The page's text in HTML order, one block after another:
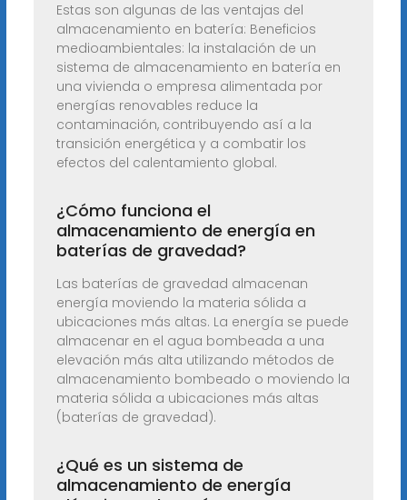
Estas son algunas de las ventajas del
almacenamiento en batería: Beneficios
medioambientales: la instalación de un
sistema de almacenamiento en batería en
una vivienda o empresa alimentada por
energías renovables reduce la
contaminación, contribuyendo así a la
transición energética y a combatir los
efectos del calentamiento global.
¿Cómo funciona el
almacenamiento de energía en
baterías de gravedad?
Las baterías de gravedad almacenan
energía moviendo la materia sólida a
ubicaciones más altas. La energía se puede
almacenar en el agua bombeada a una
elevación más alta utilizando métodos de
almacenamiento bombeado o moviendo la
materia sólida a ubicaciones más altas
(baterías de gravedad).
¿Qué es un sistema de
almacenamiento de energía